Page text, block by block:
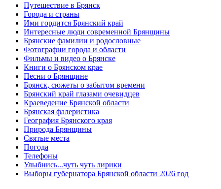
Путешествие в Брянск
Города и страны
Ими гордится Брянский край
Интересные люди современной Брянщины
Брянские фамилии и родословные
Фотографии города и области
Фильмы и видео о Брянске
Книги о Брянском крае
Песни о Брянщине
Брянск, сюжеты о забытом времени
Брянский край глазами очевидцев
Краеведение Брянской области
Брянская фалеристика
География Брянского края
Природа Брянщины
Святые места
Погода
Телефоны
Улыбнись...чуть чуть лирики
Выборы губернатора Брянской области 2026 год